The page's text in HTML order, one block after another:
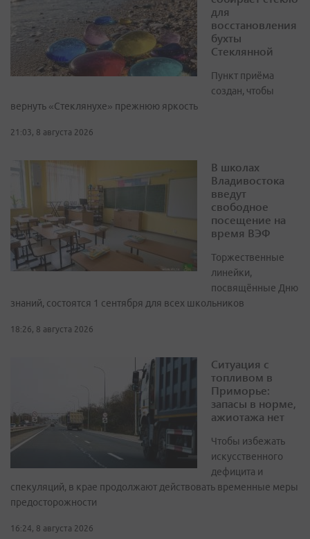
для
восстановления
бухты
Стеклянной
Пункт приёма
создан, чтобы
вернуть «Стеклянухе» прежнюю яркость
21:03, 8 августа 2026
В школах
Владивостока
введут
свободное
посещение на
время ВЭФ
Торжественные
линейки,
посвящённые Дню
знаний, состоятся 1 сентября для всех школьников
18:26, 8 августа 2026
Ситуация с
топливом в
Приморье:
запасы в норме,
ажиотажа нет
Чтобы избежать
искусственного
дефицита и
спекуляций, в крае продолжают действовать временные меры
предосторожности
16:24, 8 августа 2026